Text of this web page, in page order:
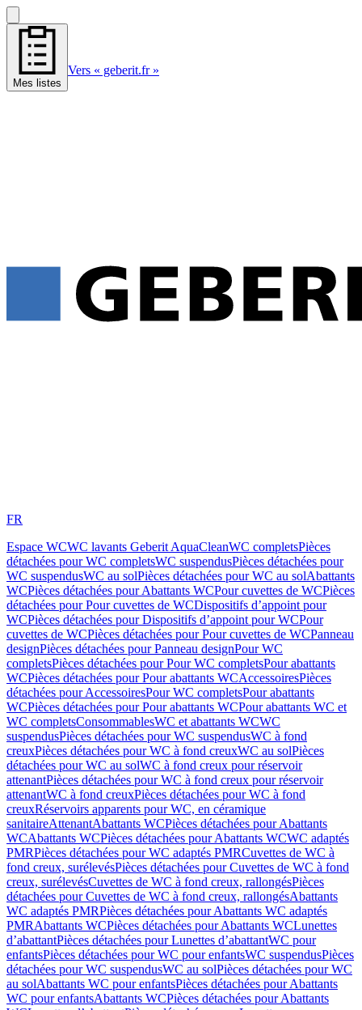
Mes listes
Vers « geberit.fr »
FR
Espace WCWC lavants Geberit AquaCleanWC completsPièces
détachées pour WC completsWC suspendusPièces détachées pour
WC suspendusWC au solPièces détachées pour WC au solAbattants
WCPièces détachées pour Abattants WCPour cuvettes de WCPièces
détachées pour Pour cuvettes de WCDispositifs d’appoint pour
WCPièces détachées pour Dispositifs d’appoint pour WCPour
cuvettes de WCPièces détachées pour Pour cuvettes de WCPanneau
designPièces détachées pour Panneau designPour WC
completsPièces détachées pour Pour WC completsPour abattants
WCPièces détachées pour Pour abattants WCAccessoiresPièces
détachées pour AccessoiresPour WC completsPour abattants
WCPièces détachées pour Pour abattants WCPour abattants WC et
WC completsConsommablesWC et abattants WCWC
suspendusPièces détachées pour WC suspendusWC à fond
creuxPièces détachées pour WC à fond creuxWC au solPièces
détachées pour WC au solWC à fond creux pour réservoir
attenantPièces détachées pour WC à fond creux pour réservoir
attenantWC à fond creuxPièces détachées pour WC à fond
creuxRéservoirs apparents pour WC, en céramique
sanitaireAttenantAbattants WCPièces détachées pour Abattants
WCAbattants WCPièces détachées pour Abattants WCWC adaptés
PMRPièces détachées pour WC adaptés PMRCuvettes de WC à
fond creux, surélevésPièces détachées pour Cuvettes de WC à fond
creux, surélevésCuvettes de WC à fond creux, rallongésPièces
détachées pour Cuvettes de WC à fond creux, rallongésAbattants
WC adaptés PMRPièces détachées pour Abattants WC adaptés
PMRAbattants WCPièces détachées pour Abattants WCLunettes
d’abattantPièces détachées pour Lunettes d’abattantWC pour
enfantsPièces détachées pour WC pour enfantsWC suspendusPièces
détachées pour WC suspendusWC au solPièces détachées pour WC
au solAbattants WC pour enfantsPièces détachées pour Abattants
WC pour enfantsAbattants WCPièces détachées pour Abattants